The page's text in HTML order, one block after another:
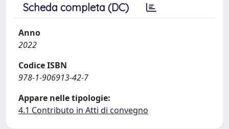
Scheda completa (DC)
Anno
2022
Codice ISBN
978-1-906913-42-7
Appare nelle tipologie:
4.1 Contributo in Atti di convegno